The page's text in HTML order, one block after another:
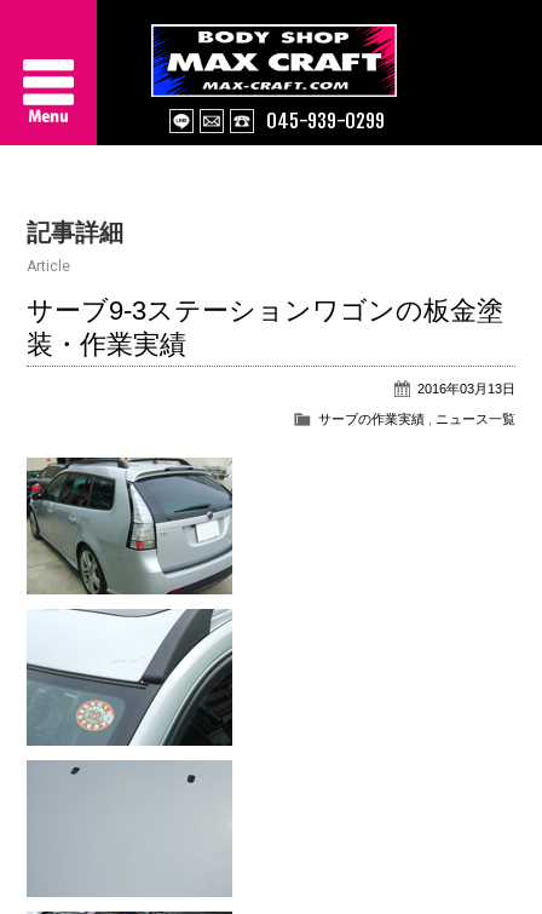
045-939-0299
About Us
Works
Information
記事詳細
Article
サーブ9-3ステーションワゴンの板金塗
装・作業実績
2016年03月13日
サーブの作業実績, ニュース一覧